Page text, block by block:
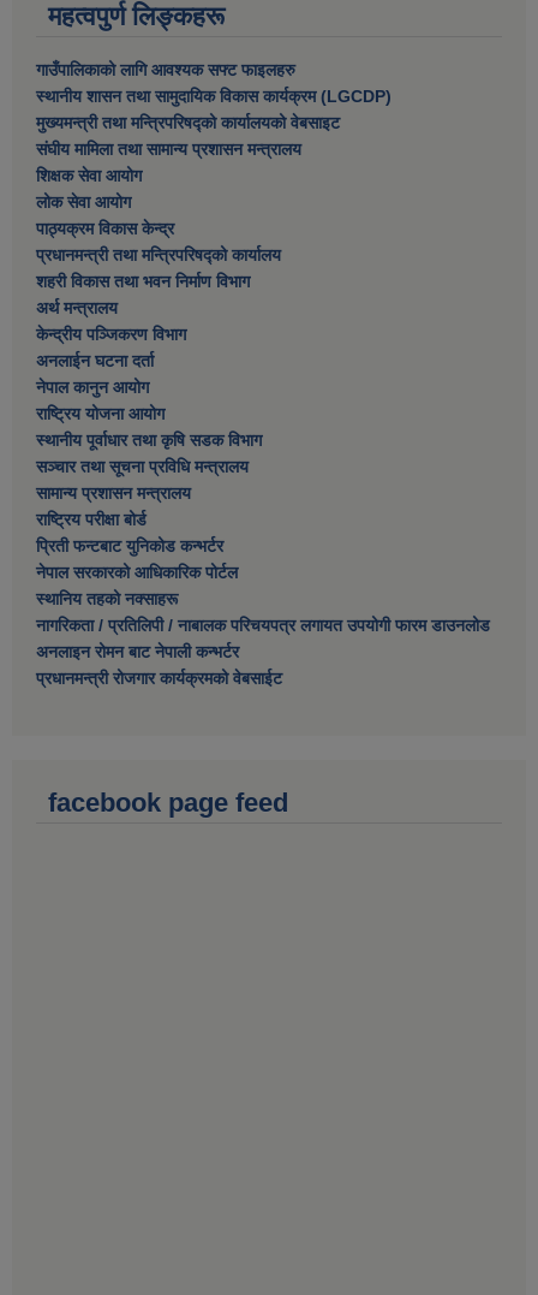
महत्वपुर्ण लिङ्कहरू
गाउँपालिकाको लागि आवश्यक सफ्ट फाइलहरु
स्थानीय शासन तथा सामुदायिक विकास कार्यक्रम (LGCDP)
मुख्यमन्त्री तथा मन्त्रिपरिषद्को कार्यालयको वेबसाइट
संघीय मामिला तथा सामान्य प्रशासन मन्त्रालय
शिक्षक सेवा आयोग
लोक सेवा आयोग
पाठ्यक्रम विकास केन्द्र
प्रधानमन्त्री तथा मन्त्रिपरिषद्को कार्यालय
शहरी विकास तथा भवन निर्माण विभाग
अर्थ मन्त्रालय
केन्द्रीय पञ्जिकरण विभाग
अनलाईन घटना दर्ता
नेपाल कानुन आयोग
राष्ट्रिय योजना आयोग
स्थानीय पूर्वाधार तथा कृषि सडक विभाग
सञ्‍चार तथा सूचना प्रविधि मन्त्रालय
सामान्य प्रशासन मन्त्रालय
राष्ट्रिय परीक्षा बोर्ड
प्रिती फन्टबाट युनिकोड कन्भर्टर
नेपाल सरकारको आधिकारिक पोर्टल
स्थानिय तहको नक्साहरू
नागरिकता / प्रतिलिपी / नाबालक परिचयपत्र लगायत उपयोगी फारम डाउनलोड
अनलाइन रोमन बाट नेपाली कन्भर्टर
प्रधानमन्त्री रोजगार कार्यक्रमको वेबसाईट
facebook page feed